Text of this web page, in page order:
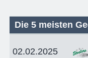
Die 5 meisten
02.02.2025